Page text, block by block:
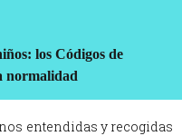
entendidas y recogidas